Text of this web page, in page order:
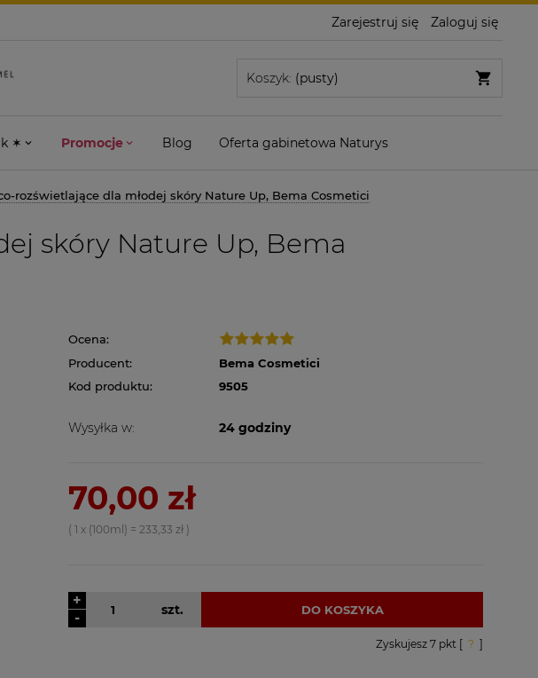
Zarejestruj się Zaloguj się
Koszyk: (pusty)
✶ Promocje Blog Oferta gabinetowa Naturys
rozświetlające dla młodej skóry Nature Up, Bema Cosmetici
skóry Nature Up, Bema
Ocena:
Producent:
Bema Cosmetici
Kod produktu:
9505
Wysyłka w: 24 godziny
70,00 zł
( 1 x (100ml) = 233,33 zł )
-
+
szt. DO KOSZYKA
Zyskujesz 7 pkt [ ? ]